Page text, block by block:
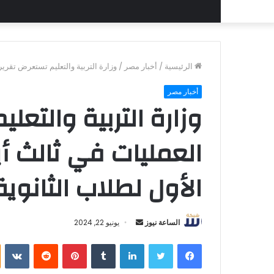
الرئيسية / أخبار مصر / وزارة التربية والتعليم تستعرض
أخبار مصر
وزارة التربية
العمليات في ثالث
الأول لطلاب
الساعة نيوز
أرسل
إلكترونيا
يونيو 22, 2024
فيسبوكتويتر لينكدإن بينتيريست